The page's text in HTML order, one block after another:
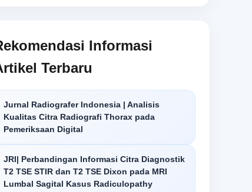
Informasi
Terbaru
Jurnal Radiografer Indonesia | Analisis
Kualitas Citra Radiografi Thorax pada
Pemeriksaan Digital
JRI| Perbandingan Informasi Citra Diagnostik
T2 TSE STIR dan T2 TSE Dixon pada MRI
Lumbal Sagital Kasus Radiculopathy